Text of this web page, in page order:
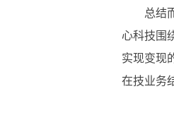
总结
心科技围
实现变现
在技业务